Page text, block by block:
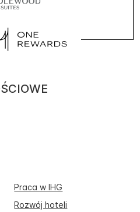
Praca w IHG
Rozwój hoteli